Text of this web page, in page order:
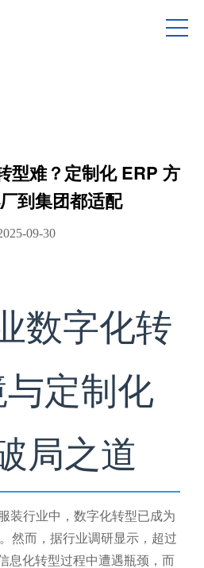
型难？定制化 ERP 方
到集团都适配
09-30
数字化转
定制化
局之道
装行业中，数字化转型已成为
然而，据行业调研显示，超过
息化转型过程中遭遇瓶颈，而